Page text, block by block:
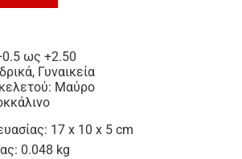
ως +2.50
Γυναικεία
Μαύρο
17 x 10 x 5 cm
0.048 kg